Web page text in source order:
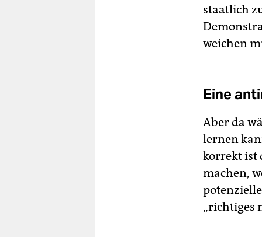
staatlich
weichen
Eine
Aber da
lernen
korrekt ist
machen,
„richtiges